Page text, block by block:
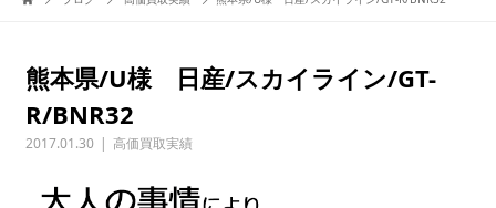
熊本県/U様 日産/スカイライン/GT-
R/BNR32
2017.01.30 高価買取実績